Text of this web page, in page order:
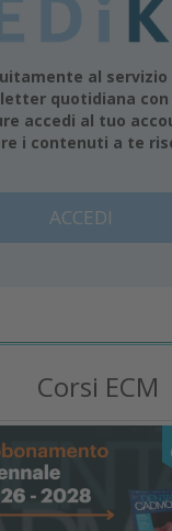
al servizio
quotidiana
accedi al tuo
i contenuti a te
ACCEDI
Corsi ECM